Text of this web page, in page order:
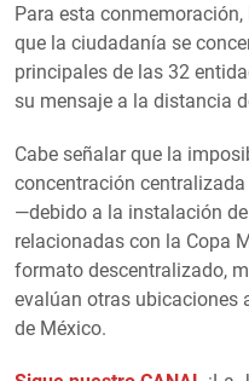
Para esta
que la ciudadanía se
principales de las 32
su mensaje a la distancia
Cabe señalar que la
concentración
—debido a la instalación
relacionadas con la Copa
formato descentralizado,
evalúan otras ubicaciones
de México.